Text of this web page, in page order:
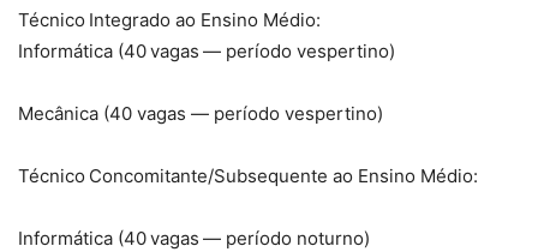
Técnico Integrado ao Ensino Médio:
Informática (40 vagas — período vespertino)
Mecânica (40 vagas — período vespertino)
Técnico Concomitante/Subsequente ao Ensino Médio:
Informática (40 vagas — período noturno)